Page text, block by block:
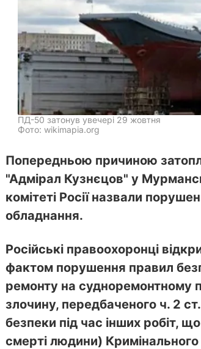
ПД-50 затонув увечері 29 жовтня
Фото: wikimapia.org
Попередньою причиною
"Адмірал Кузнєцов" у
комітеті Росії назвали
обладнання.
Російські правоохоронці
фактом порушення правил
ремонту на судноремонтному
злочину, передбаченого ч. 2
безпеки під час інших робіт,
смерті людини)